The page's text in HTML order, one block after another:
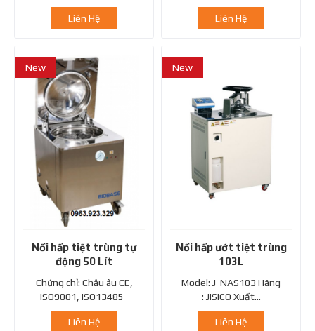
Loan Chứng chỉ châu...
Liên Hệ
: JISICO Xuất...
Liên Hệ
New
Nồi hấp tiệt trùng tự
động 50 Lít
Chứng chỉ: Châu âu CE,
ISO9001, ISO13485
Liên Hệ
New
Nồi hấp ướt tiệt trùng
103L
Model: J-NAS103 Hãng
: JISICO Xuất...
Liên Hệ